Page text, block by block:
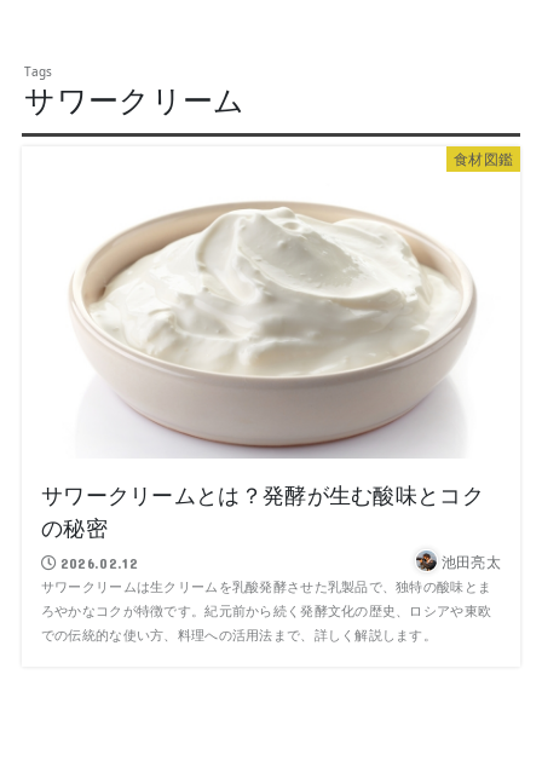
サワークリーム
食材図鑑
サワークリームとは？発酵が生む酸味とコク
の秘密
2026.02.12 池田亮太
サワークリームは生クリームを乳酸発酵させた乳製品で、独特の酸味とま
ろやかなコクが特徴です。紀元前から続く発酵文化の歴史、ロシアや東欧
での伝統的な使い方、料理への活用法まで、詳しく解説します。